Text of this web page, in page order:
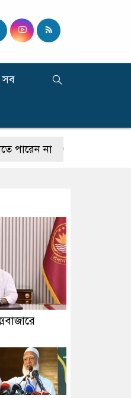
সব
না কেউ যদি আমাকে